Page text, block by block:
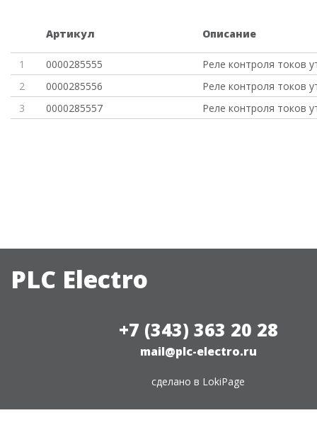
Артикул Описание
1 0000285555
Реле контроля токов
2
0000285556
Реле контроля токов
3
0000285557 Реле контроля токов
PLC Electro
+7 (343) 363 20 28
mail@plc-electro.ru
сделано в LokiPage